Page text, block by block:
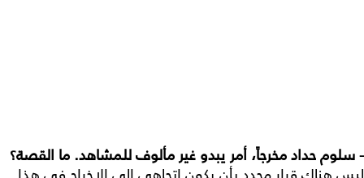
- سلومحدادمخرجاً، أمر يبدو غيرمألوفللمشاهد. ما القصة؟